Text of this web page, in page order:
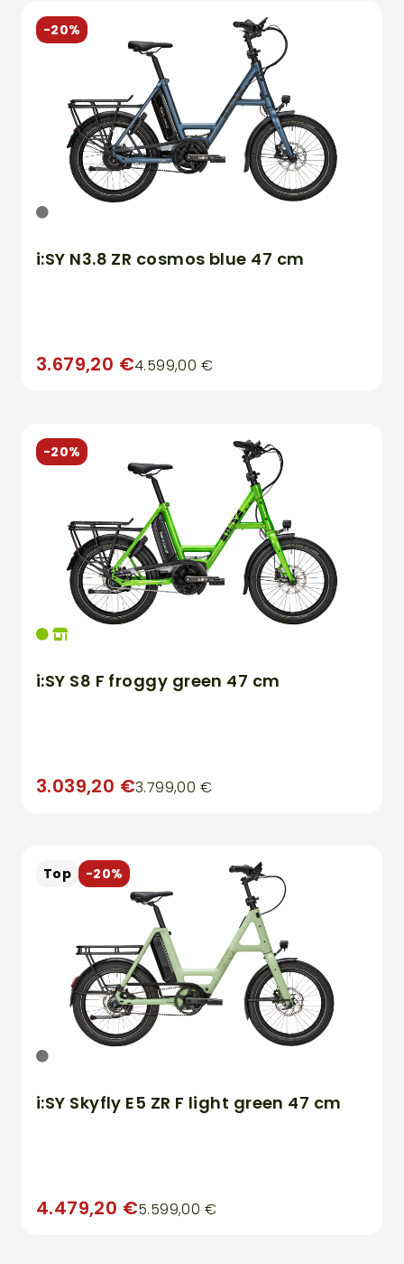
-20%
i:SY N3.8 ZR cosmos blue 47 cm
3.679,20 €4.599,00 €
-20%
i:SY S8 F froggy green 47 cm
3.039,20 €3.799,00 €
Top -20%
i:SY Skyfly E5 ZR F light green 47 cm
4.479,20 €5.599,00 €